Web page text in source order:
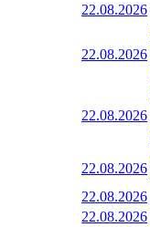
22.08.2026
22.08.2026
22.08.2026
22.08.2026
22.08.2026
22.08.2026